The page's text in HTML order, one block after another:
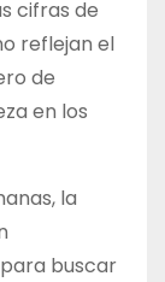
cifras de
reflejan el
de
en los
la
buscar